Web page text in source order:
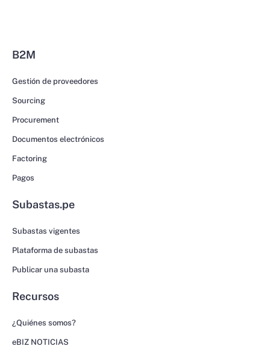
B2M
Gestión de proveedores
Sourcing
Procurement
Documentos electrónicos
Factoring
Pagos
Subastas.pe
Subastas vigentes
Plataforma de subastas
Publicar una subasta
Recursos
¿Quiénes somos?
eBIZ NOTICIAS